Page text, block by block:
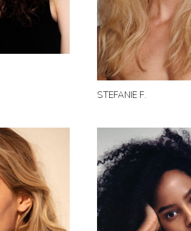
STEFANIE F.